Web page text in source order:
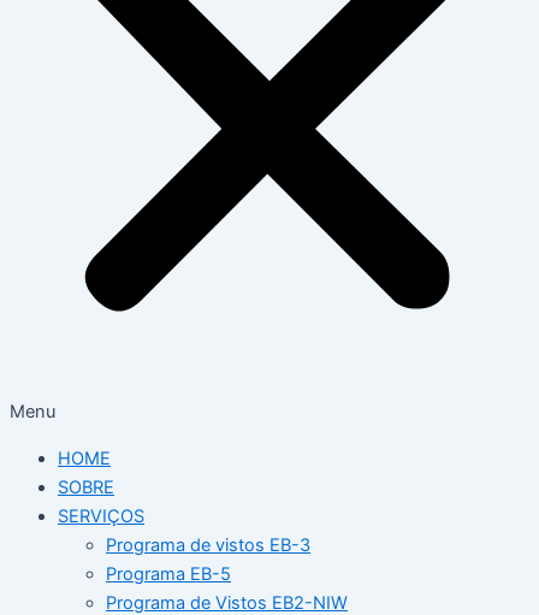
Menu
HOME
SOBRE
SERVIÇOS
Programa de vistos EB-3
Programa EB-5
Programa de Vistos EB2-NIW